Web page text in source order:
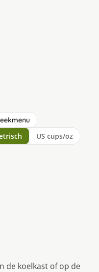
US cups/oz
de koelkast of op de